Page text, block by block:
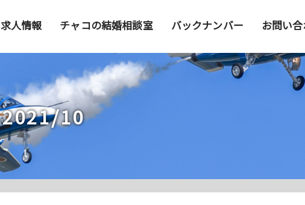
求人情報 チャコの結婚相談室 バックナンバー お問い
2021/10